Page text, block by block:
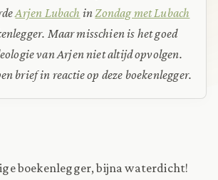
Arjen Lubach in Zondag met Lubach
Maar misschien is het goed
van Arjen niet altijd opvolgen.
brief in reactie op deze boekenlegger.
boekenlegger, bijna waterdicht!